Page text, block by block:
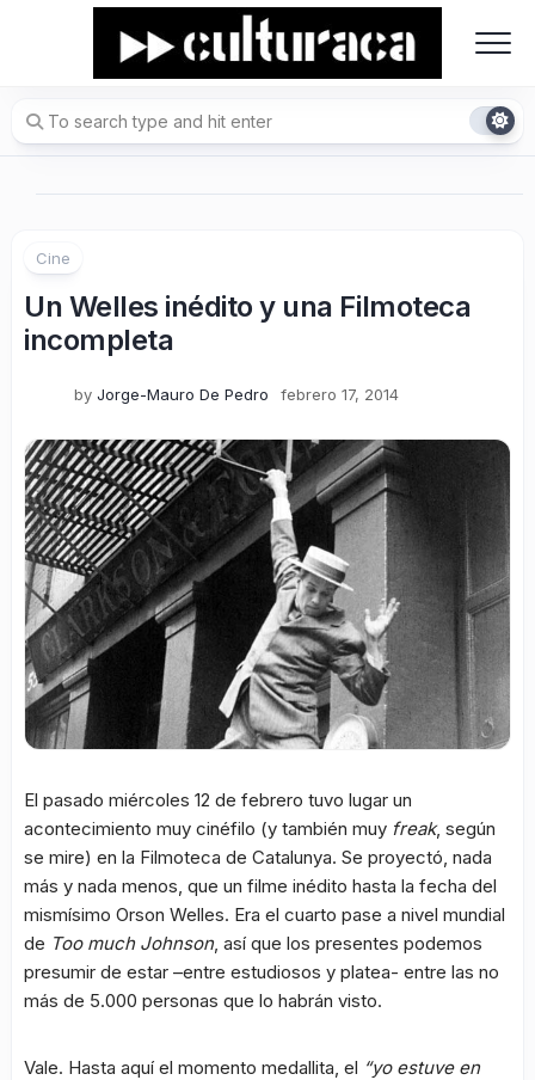
Cine
Un Welles inédito y una Filmoteca
incompleta
by Jorge-Mauro De Pedro febrero 17, 2014
El pasado miércoles 12 de febrero tuvo lugar un
acontecimiento muy cinéfilo (y también muy freak, según
se mire) en la Filmoteca de Catalunya. Se proyectó, nada
más y nada menos, que un filme inédito hasta la fecha del
mismísimo Orson Welles. Era el cuarto pase a nivel mundial
de Too much Johnson, así que los presentes podemos
presumir de estar –entre estudiosos y platea- entre las no
más de 5.000 personas que lo habrán visto.
Vale. Hasta aquí el momento medallita, el “yo estuve en